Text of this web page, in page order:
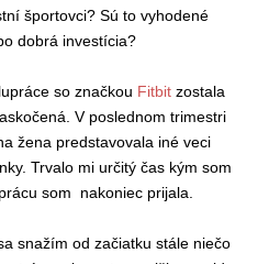
športovci? Sú to vyhodené
dobrá investícia?
so značkou Fitbit zostala
V poslednom trimestri
žena predstavovala iné veci
Trvalo mi určitý čas kým som
som nakoniec prijala.
snažím od začiatku stále niečo